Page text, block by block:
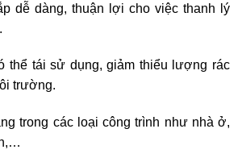
dễ dàng, thuận lợi cho việc thanh lý
thể tái sử dụng, giảm thiểu lượng rác
trường.
trong các loại công trình như nhà ở,